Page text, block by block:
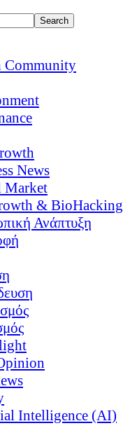
Community
News
Market
& BioHacking
Ανάπτυξη
Intelligence (AI)